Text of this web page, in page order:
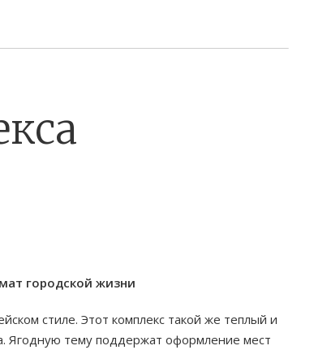
городской жизни
стиле. Этот комплекс такой же теплый и
Ягодную тему поддержат оформление мест